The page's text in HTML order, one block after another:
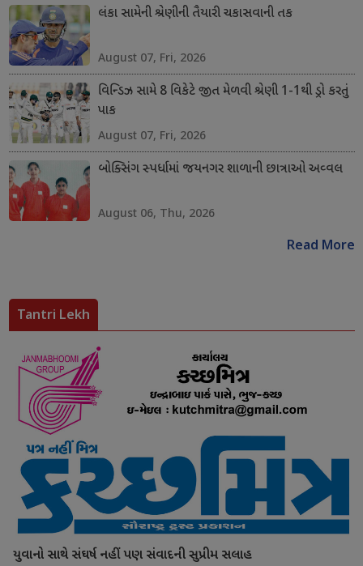
લંકા સામેની શ્રેણીની તૈયારી ચકાસવાની તક
August 07, Fri, 2026
વિન્ડિઝ સામે 8 વિકેટે જીત મેળવી શ્રેણી 1-1થી ડ્રો કરતું
પાક
August 07, Fri, 2026
બોક્સિંગ સ્પર્ધામાં જયનગર શાળાની છાત્રાઓ અવ્વલ
August 06, Thu, 2026
Read More
Tantri Lekh
યુવાનો સાથે સંઘર્ષ નહીં પણ સંવાદની સુપ્રીમ સલાહ